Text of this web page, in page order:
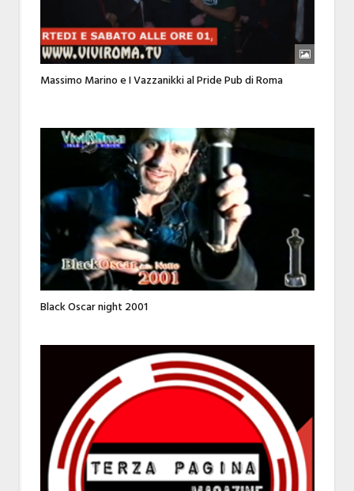
Massimo Marino e I Vazzanikki al Pride Pub di Roma
Black Oscar night 2001